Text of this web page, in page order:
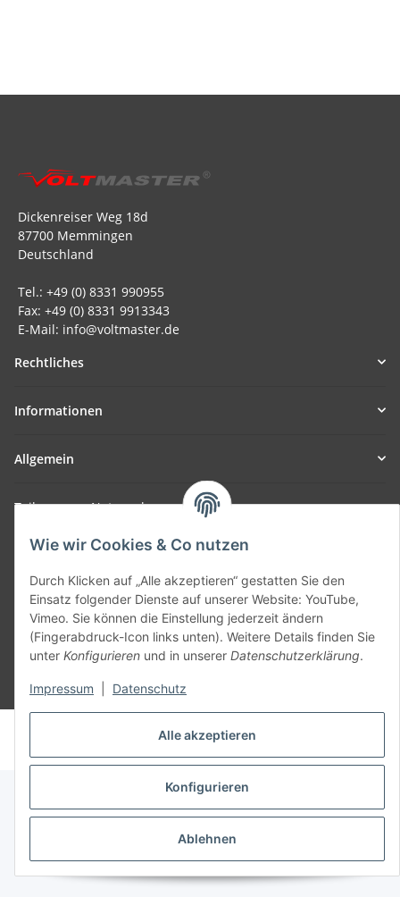
Alle akzeptieren
Konfigurieren
Ablehnen
Wie wir Cookies & Co nutzen
Durch Klicken auf „Alle akzeptieren“ gestatten Sie den
Einsatz folgender Dienste auf unserer Website: YouTube,
Vimeo. Sie können die Einstellung jederzeit ändern
(Fingerabdruck-Icon links unten). Weitere Details finden Sie
unter Konfigurieren und in unserer Datenschutzerklärung.
Impressum Datenschutz
Dickenreiser Weg 18d
87700 Memmingen
Deutschland
Tel.: +49 (0) 8331 990955
Fax: +49 (0) 8331 9913343
E-Mail: info@voltmaster.de
Rechtliches
Informationen
Allgemein
Teil unseres Netzwerks:
Vertrag widerrufen
* Alle Preise inkl. gesetzlicher USt., zzgl.
© voltmaster.de
JTL-Shop